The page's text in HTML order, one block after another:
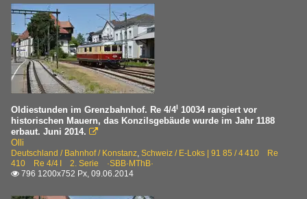
Oldiestunden im Grenzbahnhof. Re 4/4I 10034 rangiert vor
historischen Mauern, das Konzilsgebäude wurde im Jahr 1188
erbaut. Juni 2014. 
Olli
Deutschland / Bahnhof / Konstanz, Schweiz / E-Loks | 91 85 / 4 410 Re
410 Re 4/4 I 2. Serie ·SBB·MThB·
 796 1200x752 Px, 09.06.2014